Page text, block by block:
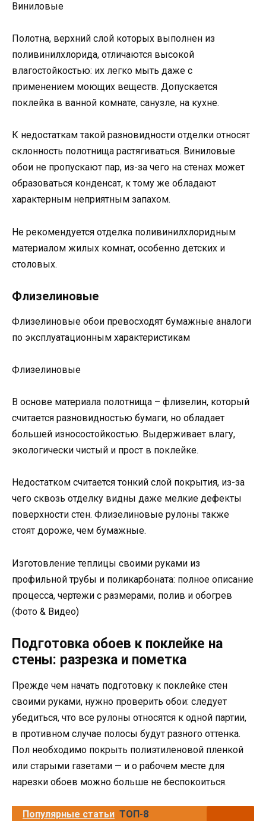
Виниловые
Полотна, верхний слой которых выполнен из
поливинилхлорида, отличаются высокой
влагостойкостью: их легко мыть даже с
применением моющих веществ. Допускается
поклейка в ванной комнате, санузле, на кухне.
К недостаткам такой разновидности отделки относят
склонность полотнища растягиваться. Виниловые
обои не пропускают пар, из-за чего на стенах может
образоваться конденсат, к тому же обладают
характерным неприятным запахом.
Не рекомендуется отделка поливинилхлоридным
материалом жилых комнат, особенно детских и
столовых.
Флизелиновые
Флизелиновые обои превосходят бумажные аналоги
по эксплуатационным характеристикам
Флизелиновые
В основе материала полотнища – флизелин, который
считается разновидностью бумаги, но обладает
большей износостойкостью. Выдерживает влагу,
экологически чистый и прост в поклейке.
Недостатком считается тонкий слой покрытия, из-за
чего сквозь отделку видны даже мелкие дефекты
поверхности стен. Флизелиновые рулоны также
стоят дороже, чем бумажные.
Изготовление теплицы своими руками из
профильной трубы и поликарбоната: полное описание
процесса, чертежи с размерами, полив и обогрев
(Фото & Видео)
Подготовка обоев к поклейке на
стены: разрезка и пометка
Прежде чем начать подготовку к поклейке стен
своими руками, нужно проверить обои: следует
убедиться, что все рулоны относятся к одной партии,
в противном случае полосы будут разного оттенка.
Пол необходимо покрыть полиэтиленовой пленкой
или старыми газетами — и о рабочем месте для
нарезки обоев можно больше не беспокоиться.
Популярные статьи ТОП-8